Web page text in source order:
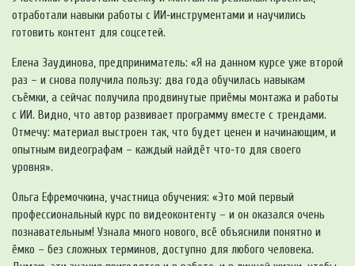
отработали навыки работы с ИИ‑инструментами и научились
готовить контент для соцсетей.
Елена Заудинова, предприниматель: «Я на данном курсе уже второй
раз – и снова получила пользу: два года обучилась навыкам
съёмки, а сейчас получила продвинутые приёмы монтажа и работы
с ИИ. Видно, что автор развивает программу вместе с трендами.
Отмечу: материал выстроен так, что будет ценен и начинающим, и
опытным видеографам – каждый найдёт что‑то для своего
уровня».
Ольга Ефремочкина, участница обучения: «Это мой первый
профессиональный курс по видеоконтенту – и он оказался очень
познавательным! Узнала много нового, всё объяснили понятно и
ёмко – без сложных терминов, доступно для любого человека.